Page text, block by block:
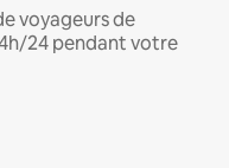
voyageurs de
24 pendant votre